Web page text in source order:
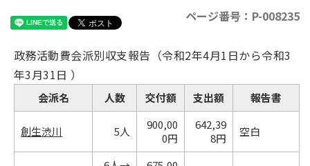
ページ番号：P-008235
政務活動費会派別収支報告（令和2年4月1日から令和3
年3月31日 ）
会派名 人数 交付額 支出額 報告書
創生渋川 5人
900,00
0円
642,39
8円
空白